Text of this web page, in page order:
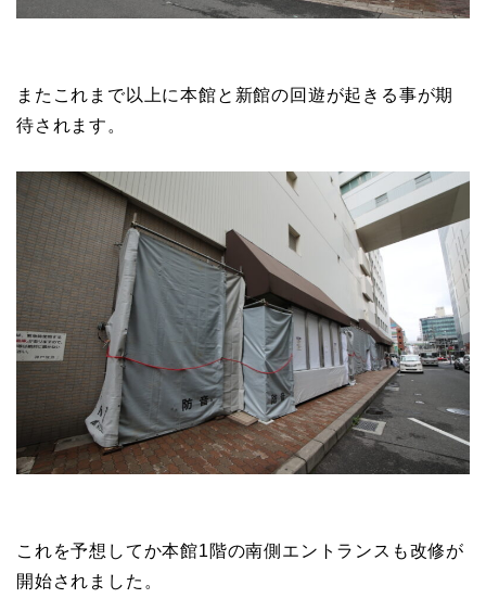
またこれまで以上に本館と新館の回遊が起きる事が期
待されます。
これを予想してか本館1階の南側エントランスも改修が
開始されました。